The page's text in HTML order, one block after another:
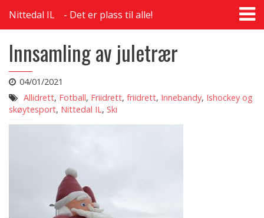
Nittedal IL Det er plass til alle!
Innsamling av juletrær
04/01/2021
Allidrett, Fotball, Friidrett, friidrett, Innebandy, Ishockey og
skøytesport, Nittedal IL, Ski